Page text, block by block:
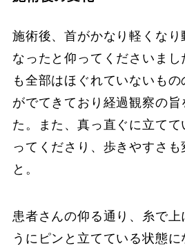
施術後、首がかなり軽くな
なったと仰ってくださいま
も全部はほぐれていないも
がでてきており経過観察の旨
た。また、真っ直ぐに立て
ってくださり、歩きやすさも
と。
患者さんの仰る通り、糸で上
うにピンと立てている状態に